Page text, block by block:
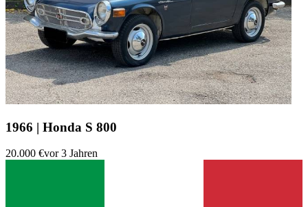
1966 | Honda S 800
20.000 €vor 3 Jahren